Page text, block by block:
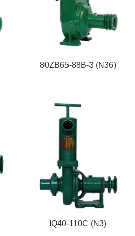
80ZB65-88B-3 (N36)
IQ40-110C (N3)